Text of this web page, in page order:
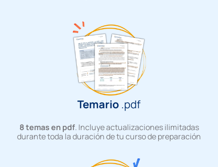
Temario .pdf
8 temas en pdf. Incluye actualizaciones ilimitadas
durante toda la duración de tu curso de preparación